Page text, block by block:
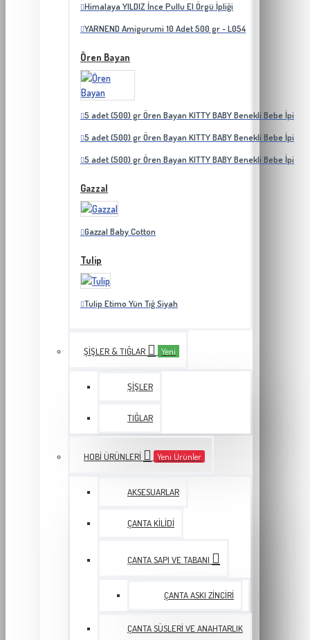
Himalaya YILDIZ İnce Pullu El Örgü İpliği
YARNEND Amigurumi 10 Adet 500 gr - L054
Ören Bayan
5 adet (500) gr Ören Bayan KITTY BABY Benekli Bebe İpi
5 adet (500) gr Ören Bayan KITTY BABY Benekli Bebe İpi
5 adet (500) gr Ören Bayan KITTY BABY Benekli Bebe İpi
Gazzal
Gazzal Baby Cotton
Tulip
Tulip Etimo Yün Tığ Siyah
ŞIŞLER & TIĞLAR Yeni
ŞIŞLER
TIĞLAR
HOBI ÜRÜNLERI Yeni Ürünler
AKSESUARLAR
ÇANTA KILIDI
ÇANTA SAPI VE TABANI
ÇANTA ASKI ZINCIRI
ÇANTA SÜSLERI VE ANAHTARLIK